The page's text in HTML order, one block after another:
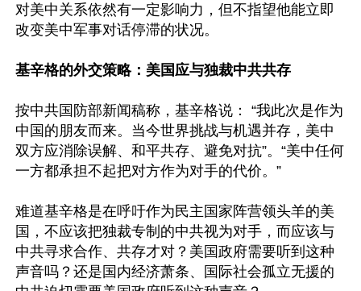
对美中关系依然有一定影响力，但不指望他能立即
改变美中军事对话停滞的状况。
基辛格的外交策略：美国应与独裁中共共存
按中共国防部新闻稿称，基辛格说： “我此次是作为
中国的朋友而来。当今世界挑战与机遇并存，美中
双方应消除误解、和平共存、避免对抗”。“美中任何
一方都承担不起把对方作为对手的代价。”
难道基辛格是在呼吁作为民主国家阵营领头羊的美
国，不应该把独裁专制的中共视为对手，而应该与
中共寻求合作、共存才对？美国政府需要听到这种
声音吗？还是国内经济萧条、国际社会孤立无援的